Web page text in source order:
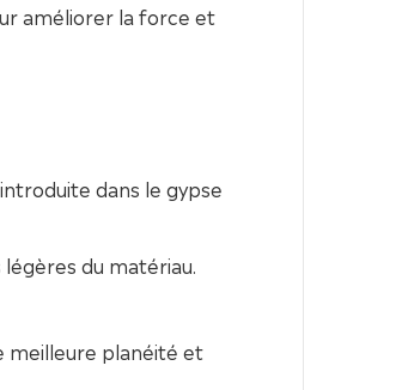
améliorer la force et
dans le gypse
du matériau.
meilleure planéité et